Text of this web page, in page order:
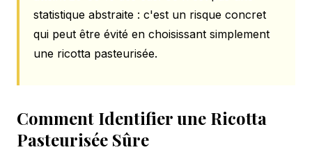
statistique abstraite : c'est un risque concret
qui peut être évité en choisissant simplement
une ricotta pasteurisée.
Comment Identifier une Ricotta
Pasteurisée Sûre